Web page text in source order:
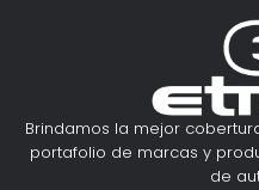
Brindamos la mejor
portafolio de marcas y
de